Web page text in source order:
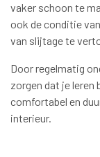
vaker schoon te
ook de conditie
van slijtage te
Door regelmatig
zorgen dat je leren
comfortabel en
interieur.